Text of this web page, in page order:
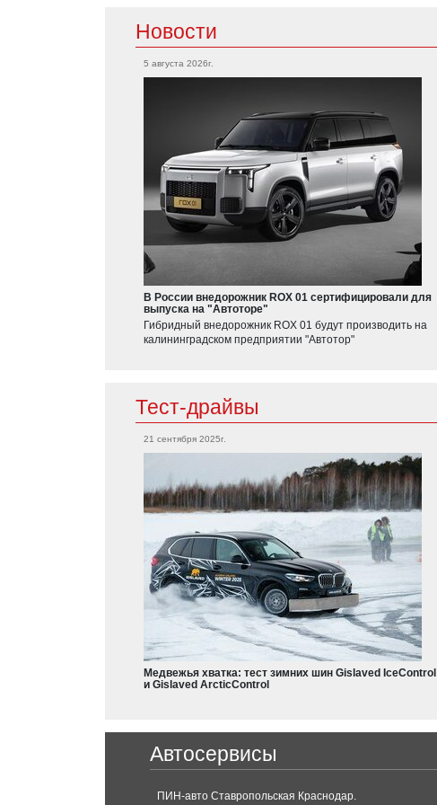
Новости
5 августа 2026г.
В России внедорожник ROX 01 сертифицировали для
выпуска на "Автоторе"
Гибридный внедорожник ROX 01 будут производить на
калининградском предприятии "Автотор"
Тест-драйвы
21 сентября 2025г.
Медвежья хватка: тест зимних шин Gislaved IceControl
и Gislaved ArcticControl
Автосервисы
ПИН-авто Ставропольская Краснодар.